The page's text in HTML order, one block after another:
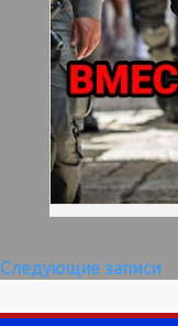
Навигация
по
Следующие записи